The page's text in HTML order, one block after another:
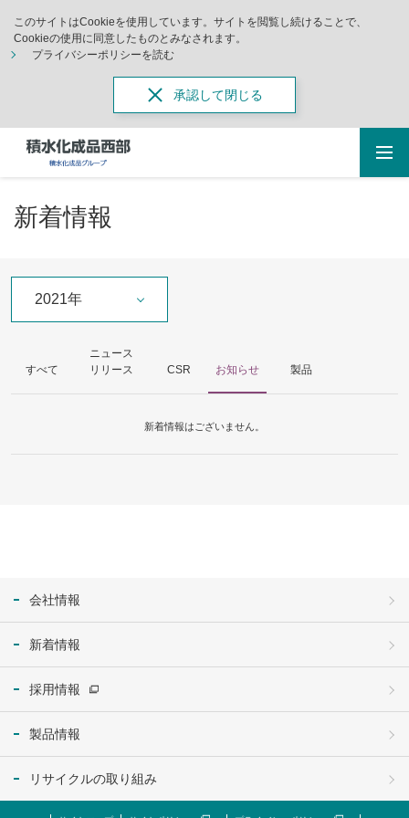
このサイトはCookieを使用しています。サイトを閲覧し続けることで、
Cookieの使用に同意したものとみなされます。
プライバシーポリシーを読む
承認して閉じる
新着情報
2021年
すべて
ニュース
リリース
CSR お知らせ 製品
新着情報はございません。
会社情報
新着情報
採用情報
製品情報
リサイクルの取り組み